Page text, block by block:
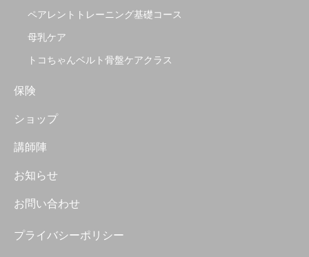
ペアレントトレーニング基礎コース
母乳ケア
トコちゃんベルト骨盤ケアクラス
保険
ショップ
講師陣
お知らせ
お問い合わせ
プライバシーポリシー